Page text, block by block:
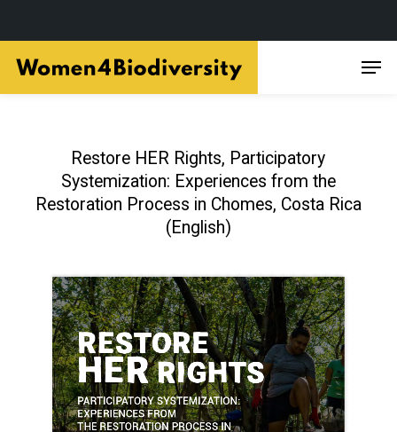
main
Restore HER Rights, Participatory
Systemization: Experiences from the
Restoration Process in Chomes, Costa Rica
(English)